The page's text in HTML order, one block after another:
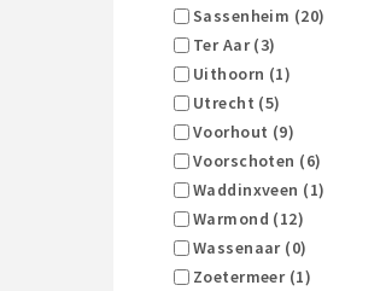
Sassenheim (20)
Ter Aar (3)
Uithoorn (1)
Utrecht (5)
Voorhout (9)
Voorschoten (6)
Waddinxveen (1)
Warmond (12)
Wassenaar (0)
Zoetermeer (1)